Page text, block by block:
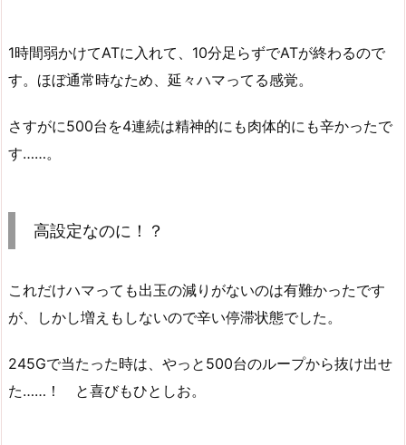
1時間弱かけてATに入れて、10分足らずでATが終わるので
す。ほぼ通常時なため、延々ハマってる感覚。
さすがに500台を4連続は精神的にも肉体的にも辛かったで
す……。
高設定なのに！？
これだけハマっても出玉の減りがないのは有難かったです
が、しかし増えもしないので辛い停滞状態でした。
245Gで当たった時は、やっと500台のループから抜け出せ
た……！ と喜びもひとしお。